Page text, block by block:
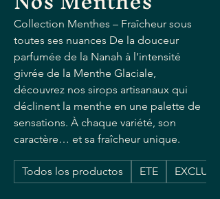
Collection Menthes – Fraîcheur sous
toutes ses nuances De la douceur
parfumée de la Nanah à l’intensité
givrée de la Menthe Glaciale,
découvrez nos sirops artisanaux qui
déclinent la menthe en une palette de
sensations. À chaque variété, son
caractère… et sa fraîcheur unique.
Todos los productos ETE